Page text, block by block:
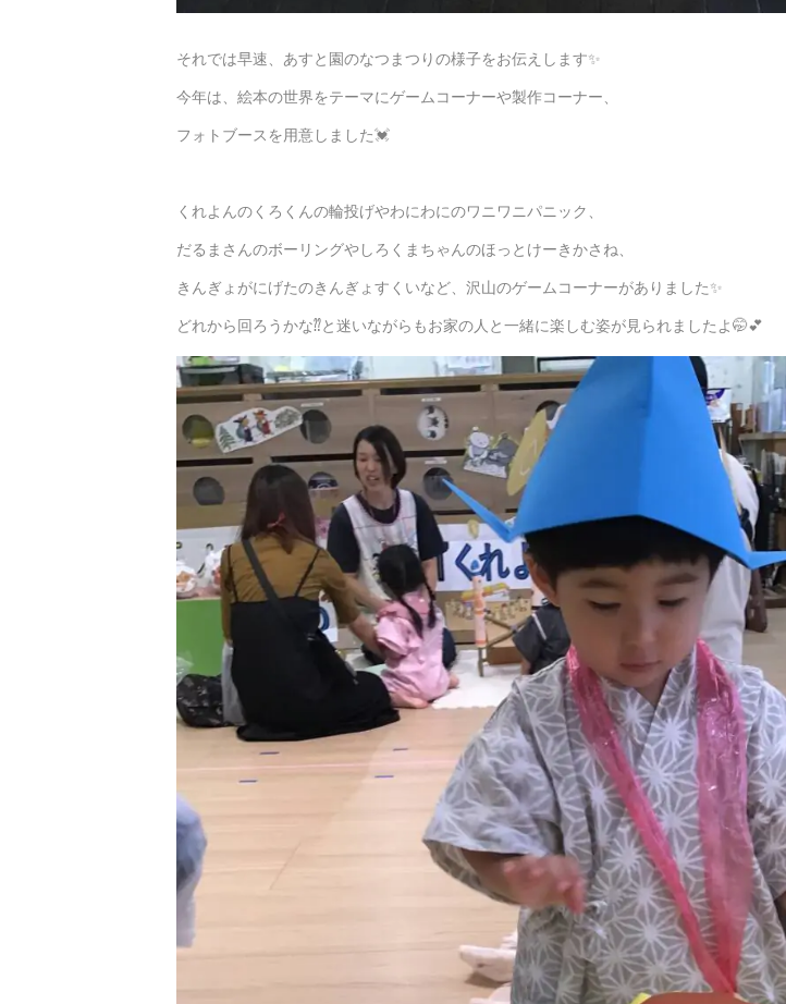
それでは早速、あすと園のなつまつりの様子をお伝えします✨
今年は、絵本の世界をテーマにゲームコーナーや製作コーナー、
フォトブースを用意しました💓
くれよんのくろくんの輪投げやわにわにのワニワニパニック、
だるまさんのボーリングやしろくまちゃんのほっとけーきかさね、
きんぎょがにげたのきんぎょすくいなど、沢山のゲームコーナーがありました✨
どれから回ろうかな⁇と迷いながらもお家の人と一緒に楽しむ姿が見られましたよ🤭💕